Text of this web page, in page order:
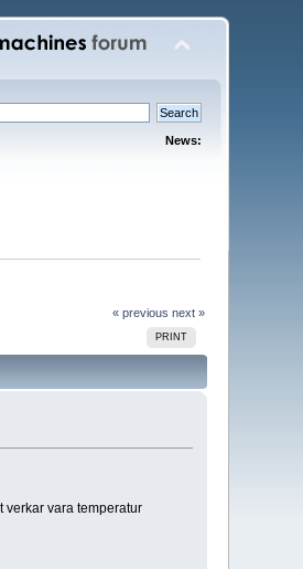
News:
« previous next »
PRINT
verkar vara temperatur